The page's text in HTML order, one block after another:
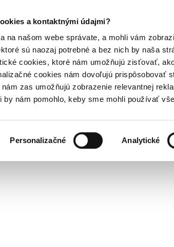
a kontaktnými údajmi?
na našom webe správate, a mohli vám
sú naozaj potrebné a bez nich by naša
cookies, ktoré nám umožňujú zisťovať,
cookies nám dovoľujú prispôsobovať
zas umožňujú zobrazenie relevantnej
by nám pomohlo, keby sme mohli používať
Personalizačné Analytické